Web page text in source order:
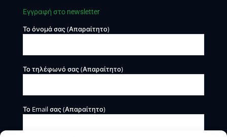
Εγγραφή στο newsletter
Το όνομά σας (Απαραίτητο)
Το τηλέφωνό σας (Απαραίτητο)
Το Email σας (Απαραίτητο)